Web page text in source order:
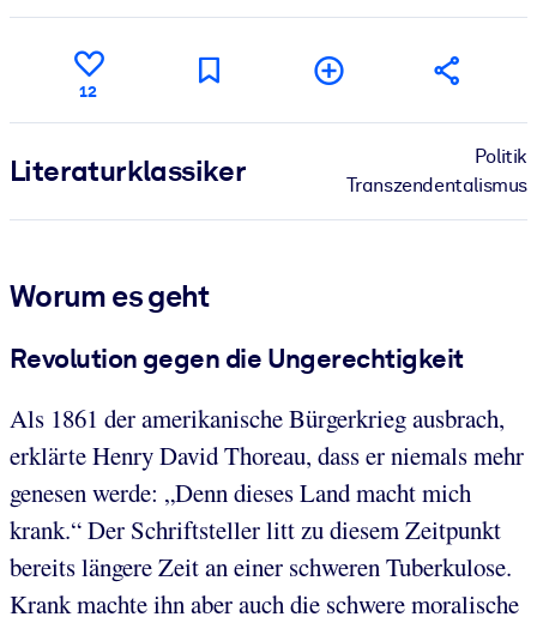
12
Literatur­klassiker
Politik
Transzendentalismus
Worum es geht
Revolution gegen die Ungerechtigkeit
Als 1861 der amerikanische Bürgerkrieg ausbrach,
erklärte Henry David Thoreau, dass er niemals mehr
genesen werde: „Denn dieses Land macht mich
krank.“ Der Schriftsteller litt zu diesem Zeitpunkt
bereits längere Zeit an einer schweren Tuberkulose.
Krank machte ihn aber auch die schwere moralische